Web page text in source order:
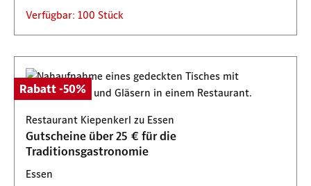
Verfügbar: 100 Stück
Rabatt -50%
Restaurant Kiepenkerl zu Essen
Gutscheine über 25 € für die
Traditionsgastronomie
Essen